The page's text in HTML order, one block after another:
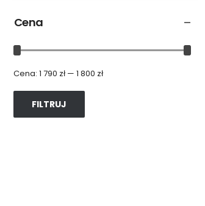
Cena
FILTRUJ
Cena: 1 790 zł— 1 800 zł